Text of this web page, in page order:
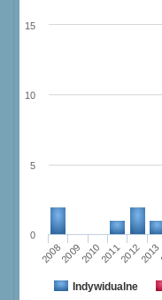
Indywidualne
200820092010201120122013
0
5
10
15